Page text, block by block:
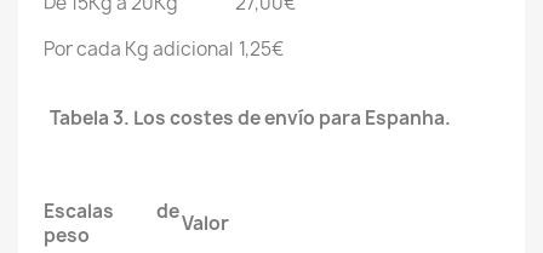
Por cada Kg adicional 1,25€
Tabela 3. Los costes de envío para Espanha.
Escalas de
peso
Valor